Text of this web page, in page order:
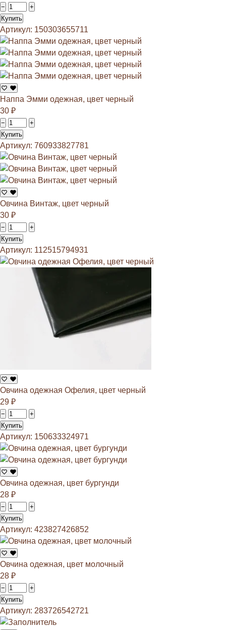
−
+
Купить
Артикул: 150303655711
Наппа Эмми одежная, цвет черный
30 ₽
−
+
Купить
Артикул: 760933827781
Овчина Винтаж, цвет черный
30 ₽
−
+
Купить
Артикул: 112515794931
Овчина одежная Офелия, цвет черный
29 ₽
−
+
Купить
Артикул: 150633324971
Овчина одежная, цвет бургунди
28 ₽
−
+
Купить
Артикул: 423827426852
Овчина одежная, цвет молочный
28 ₽
−
+
Купить
Артикул: 283726542721